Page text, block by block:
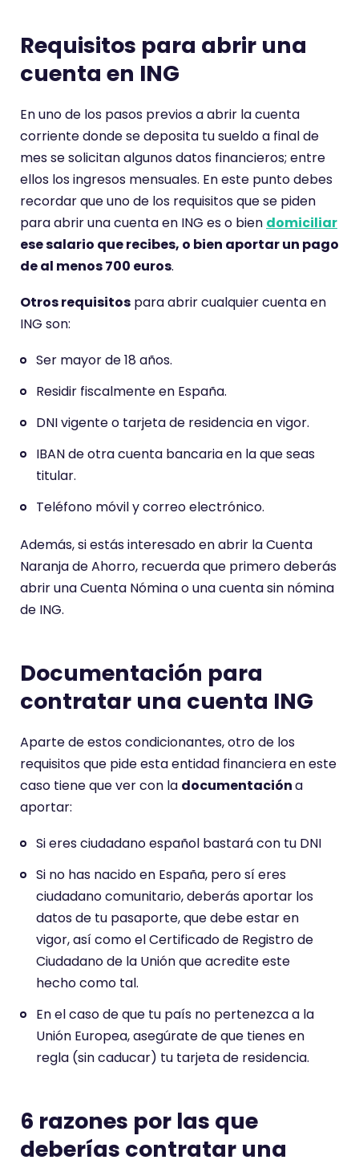
Requisitos para abrir una
cuenta en ING
En uno de los pasos previos a abrir la cuenta
corriente donde se deposita tu sueldo a final de
mes se solicitan algunos datos financieros; entre
ellos los ingresos mensuales. En este punto debes
recordar que uno de los requisitos que se piden
para abrir una cuenta en ING es o bien domiciliar
ese salario que recibes, o bien aportar un pago
de al menos 700 euros.
Otros requisitos para abrir cualquier cuenta en
ING son:
Ser mayor de 18 años.
Residir fiscalmente en España.
DNI vigente o tarjeta de residencia en vigor.
IBAN de otra cuenta bancaria en la que seas
titular.
Teléfono móvil y correo electrónico.
Además, si estás interesado en abrir la Cuenta
Naranja de Ahorro, recuerda que primero deberás
abrir una Cuenta Nómina o una cuenta sin nómina
de ING.
Documentación para
contratar una cuenta ING
Aparte de estos condicionantes, otro de los
requisitos que pide esta entidad financiera en este
caso tiene que ver con la documentacióna
aportar:
Si eres ciudadano español bastará con tu DNI
Si no has nacido en España, pero sí eres
ciudadano comunitario, deberás aportar los
datos de tu pasaporte, que debe estar en
vigor, así como el Certificado de Registro de
Ciudadano de la Unión que acredite este
hecho como tal.
En el caso de que tu país no pertenezca a la
Unión Europea, asegúrate de que tienes en
regla (sin caducar) tu tarjeta de residencia.
6 razones por las que
deberías contratar una